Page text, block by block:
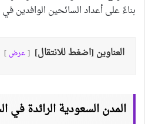
بناءً على أعداد السائحين الوافدين في عام
العناوين [اضغط للانتقال] عرض
المدن السعودية الرائدة في